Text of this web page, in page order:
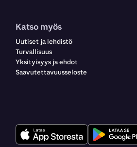
Katso myös
Uutiset ja lehdistö
Turvallisuus
Yksityisyys ja ehdot
Saavutettavuusseloste